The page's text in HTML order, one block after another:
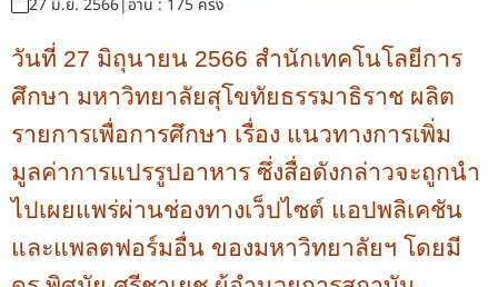
27 มิ.ย. 2566|อ่าน : 175 ครั้ง
วันที่ 27 มิถุนายน 2566 สำนักเทคโนโลยีการ
ศึกษา มหาวิทยาลัยสุโขทัยธรรมาธิราช ผลิต
รายการเพื่อการศึกษา เรื่อง แนวทางการเพิ่ม
มูลค่าการแปรรูปอาหาร ซึ่งสื่อดังกล่าวจะถูกนำ
ไปเผยแพร่ผ่านช่องทางเว็ปไซต์ แอปพลิเคชัน
และแพลตฟอร์มอื่น ของมหาวิทยาลัยฯ โดยมี